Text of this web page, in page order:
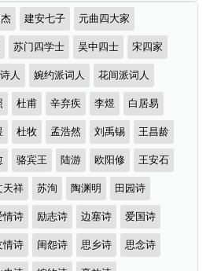
建安七子 元曲四大家
苏门四学士 吴中四士 宋四家
人 婉约派词人 花间派词人
杜甫 辛弃疾 李煜 白居易
杜牧 孟浩然 刘禹锡 王昌龄
骆宾王 陆游 欧阳修 王安石
天祥 苏洵 陶渊明 田园诗
情诗 励志诗 边塞诗 爱国诗
情诗 闺怨诗 思乡诗 思念诗